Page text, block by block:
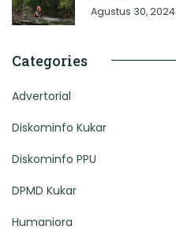
Agustus 30, 2024
Categories
Advertorial
Diskominfo Kukar
Diskominfo PPU
DPMD Kukar
Humaniora